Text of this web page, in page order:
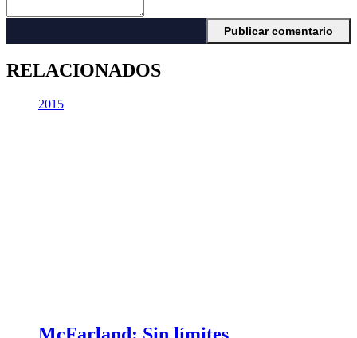
RELACIONADOS
2015